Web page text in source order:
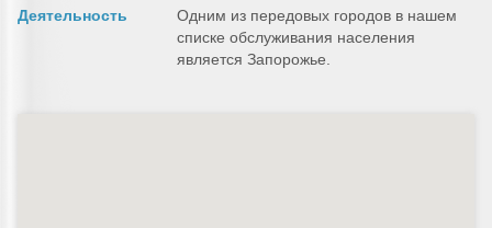
Деятельность
Одним из передовых городов в нашем
списке обслуживания населения
является Запорожье.